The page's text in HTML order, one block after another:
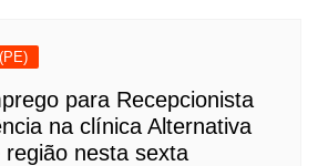
para Recepcionista
na clínica Alternativa
nesta sexta